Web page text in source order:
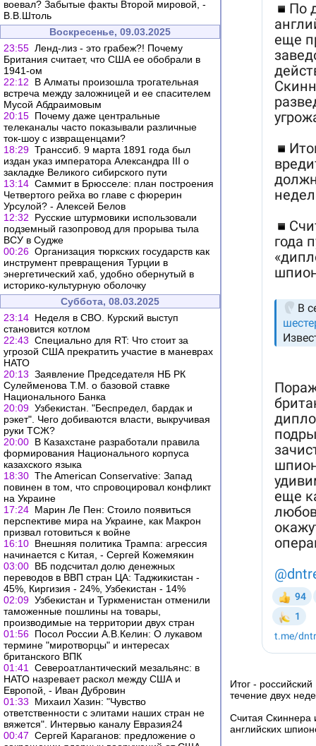
воевал? Забытые факты Второй мировой, -
В.В.Штоль
Воскресенье, 09.03.2025
23:55 Ленд-лиз - это грабеж?! Почему
Британия считает, что США ее обобрали в
1941-ом
22:12
В Алматы произошла трогательная
встреча между заложницей и ее спасителем
Мусой Абдраимовым
20:15 Почему даже центральные
телеканалы часто показывали различные
ток-шоу с извращенцами?
18:29 Транссиб. 9 марта 1891 года был
издан указ императора Александра III о
закладке Великого сибирского пути
13:14 Саммит в Брюсселе: план построения
Четвертого рейха во главе с фюрерин
Урсулой? - Алексей Белов
12:32
Русские штурмовики использовали
подземный газопровод для прорыва тыла
ВСУ в Судже
00:26 Организация тюркских государств как
инструмент превращения Турции в
энергетический хаб, удобно обернутый в
историко-культурную оболочку
Суббота, 08.03.2025
23:14 Неделя в СВО. Курский выступ
становится котлом
22:43 Специально для RT: Что стоит за
угрозой США прекратить участие в маневрах
НАТО
20:13 Заявление Председателя НБ РК
Сулейменова Т.М. о базовой ставке
Национального Банка
20:09 Узбекистан. "Беспредел, бардак и
рэкет". Чего добиваются власти, выкручивая
руки ТСЖ?
20:00 В Казахстане разработали правила
формирования Национального корпуса
казахского языка
18:30 The American Conservative: Запад
повинен в том, что спровоцировал конфликт
на Украине
17:24 Марин Ле Пен: Стоило появиться
перспективе мира на Украине, как Макрон
призвал готовиться к войне
16:10 Внешняя политика Трампа: агрессия
начинается с Китая, - Сергей Кожемякин
03:00 ВБ подсчитал долю денежных
переводов в ВВП стран ЦА: Таджикистан -
45%, Киргизия - 24%, Узбекистан - 14%
02:09 Узбекистан и Туркменистан отменили
таможенные пошлины на товары,
производимые на территории двух стран
01:56 Посол России А.В.Келин: О лукавом
термине "миротворцы" и интересах
британского ВПК
01:41
Североатлантический мезальянс: в
НАТО назревает раскол между США и
Европой, - Иван Дубровин
01:33
Михаил Хазин: "Чувство
ответственности с элитами наших стран не
вяжется". Интервью каналу Евразия24
00:47 Сергей Караганов: предложение о
Итог -
течение двух
Считая Скиннера
английских